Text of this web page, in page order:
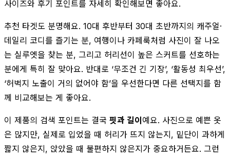
사이즈와 후기 포인트를 자세히 확인해보면 좋아요.
추천 타겟도 분명해요. 10대 후반부터 30대 초반까지의 캐주얼·
데일리 코디를 즐기는 분, 여행이나 카페룩처럼 사진이 잘 나오
는 실루엣을 찾는 분, 그리고 허리선이 높은 스커트를 선호하는
분에게 특히 잘 맞아요. 반대로 ‘무조건 긴 기장’, ‘활동성 최우선’,
‘허벅지 노출이 거의 없어야 함’을 우선한다면 다른 선택지를 함
께 비교해보는 게 좋아요.
이 제품의 검색 포인트는 결국 핏과 길이예요. 사진으로 예쁜 옷
은 많지만, 실제로 입었을 때 허리가 뜨지 않는지, 밑단이 과하게
짧지 않은지, 앉았을 때 불편하지 않은지가 중요하거든요. 그런